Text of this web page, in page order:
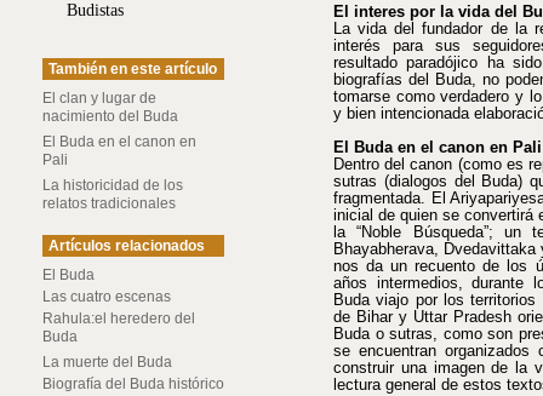
El interes por la vida del
La vida del fundador de la
interés para sus
resultado paradójico ha
biografías del Buda, no
tomarse como verdadero y
y bien intencionada
El Buda en el canon en Pali
Dentro del canon (como es
sutras (dialogos del Buda)
fragmentada. El
inicial de quien se convertirá
la “Noble Búsqueda”;
Bhayabherava,
nos da un recuento de los
años intermedios, durante
Buda viajo por los
de Bihar y Uttar Pradesh
Buda o sutras, como son
se encuentran
construir una imagen de la
lectura general de estos
Budistas
También en este artículo
El clan y lugar de
nacimiento del Buda
El Buda en el canon en
Pali
La historicidad de los
relatos tradicionales
Artículos relacionados
El Buda
Las cuatro escenas
Rahula:el heredero del
Buda
La muerte del Buda
Biografía del Buda histórico